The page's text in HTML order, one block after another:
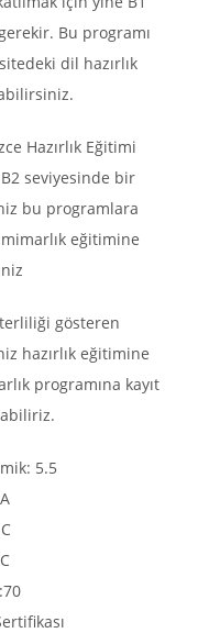
Bu programı
dil hazırlık
Hazırlık Eğitimi
seviyesinde bir
bu programlara
mimarlık eğitimine
gösteren
hazırlık eğitimine
programına kayıt
5.5